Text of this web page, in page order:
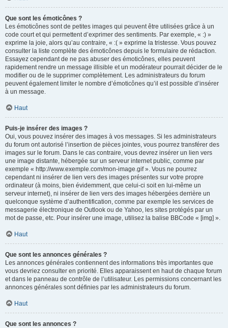
Que sont les émoticônes ?
Les émoticônes sont de petites images qui peuvent être utilisées grâce à un
code court et qui permettent d’exprimer des sentiments. Par exemple, « :) »
exprime la joie, alors qu’au contraire, « :( » exprime la tristesse. Vous pouvez
consulter la liste complète des émoticônes depuis le formulaire de rédaction.
Essayez cependant de ne pas abuser des émoticônes, elles peuvent
rapidement rendre un message illisible et un modérateur pourrait décider de le
modifier ou de le supprimer complètement. Les administrateurs du forum
peuvent également limiter le nombre d’émoticônes qu’il est possible d’insérer
à un message.
Haut
Puis-je insérer des images ?
Oui, vous pouvez insérer des images à vos messages. Si les administrateurs
du forum ont autorisé l’insertion de pièces jointes, vous pourrez transférer des
images sur le forum. Dans le cas contraire, vous devrez insérer un lien vers
une image distante, hébergée sur un serveur internet public, comme par
exemple « http://www.exemple.com/mon-image.gif ». Vous ne pourrez
cependant ni insérer de lien vers des images présentes sur votre propre
ordinateur (à moins, bien évidemment, que celui-ci soit en lui-même un
serveur internet), ni insérer de lien vers des images hébergées derrière un
quelconque système d’authentification, comme par exemple les services de
messagerie électronique de Outlook ou de Yahoo, les sites protégés par un
mot de passe, etc. Pour insérer une image, utilisez la balise BBCode « [img] ».
Haut
Que sont les annonces générales ?
Les annonces générales contiennent des informations très importantes que
vous devriez consulter en priorité. Elles apparaissent en haut de chaque forum
et dans le panneau de contrôle de l’utilisateur. Les permissions concernant les
annonces générales sont définies par les administrateurs du forum.
Haut
Que sont les annonces ?